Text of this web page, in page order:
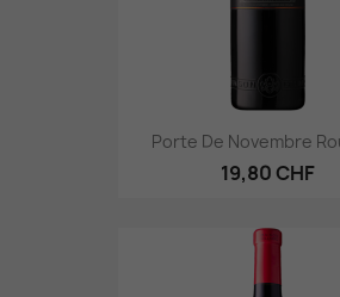
Porte De Novembre
19,80 CHF